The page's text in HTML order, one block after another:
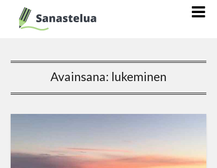
Avainsana: lukeminen